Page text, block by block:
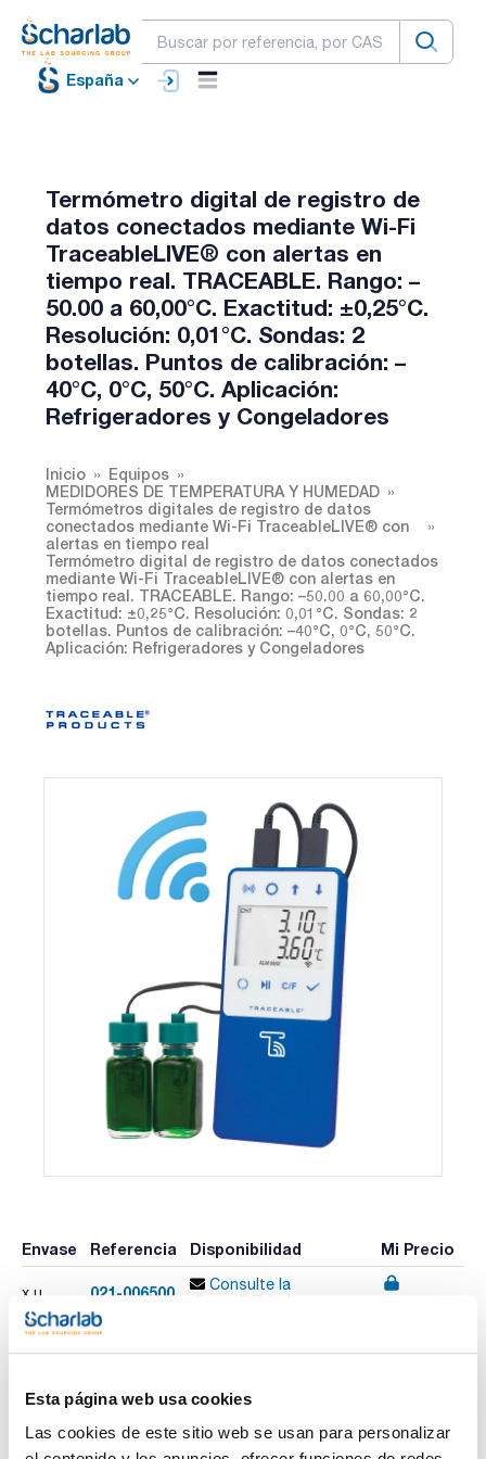
Esta página web usa cookies
Las cookies de este sitio web se usan para personalizar
España
Termómetro digital de registro de
datos conectados mediante Wi-Fi
TraceableLIVE® con alertas en
tiempo real. TRACEABLE. Rango: –
50.00 a 60,00°C. Exactitud: ±0,25°C.
Resolución: 0,01°C. Sondas: 2
botellas. Puntos de calibración: –
40°C, 0°C, 50°C. Aplicación:
Refrigeradores y Congeladores
Inicio
Equipos
MEDIDORES DE TEMPERATURA Y HUMEDAD
Termómetros digitales de registro de datos
conectados mediante Wi-Fi TraceableLIVE® con
alertas en tiempo real
Termómetro digital de registro de datos conectados
mediante Wi-Fi TraceableLIVE® con alertas en
tiempo real. TRACEABLE. Rango: –50.00 a 60,00°C.
Exactitud: ±0,25°C. Resolución: 0,01°C. Sondas: 2
botellas. Puntos de calibración: –40°C, 0°C, 50°C.
Aplicación: Refrigeradores y Congeladores
Envase Referencia Disponibilidad Mi Precio
x u. 021-006500
Consulte la
disponibilidad
Imprimir ficha de
Características
Rango : –50,00 a 60,00°C